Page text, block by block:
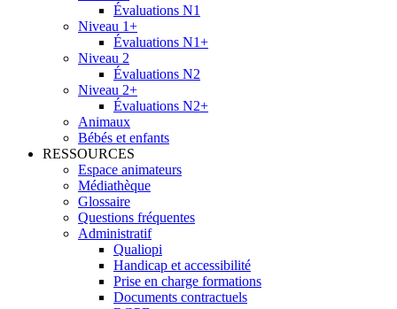
Évaluations N1
Niveau 1+
Évaluations N1+
Niveau 2
Évaluations N2
Niveau 2+
Évaluations N2+
Animaux
Bébés et enfants
RESSOURCES
Espace animateurs
Médiathèque
Glossaire
Questions fréquentes
Administratif
Qualiopi
Handicap et accessibilité
Prise en charge formations
Documents contractuels